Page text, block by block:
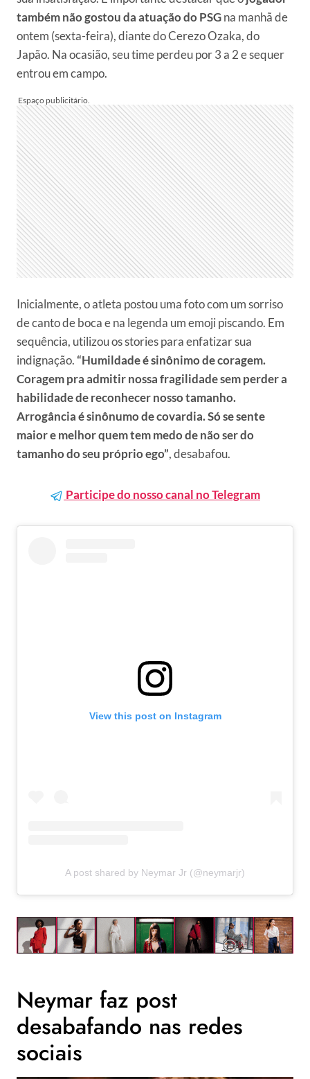
também não gostou da atuação do PSGna manhã de
ontem (sexta-feira), diante do Cerezo Ozaka, do
Japão. Na ocasião, seu time perdeu por 3 a 2 e sequer
entrou em campo.
Inicialmente, o atleta postou uma foto com um sorriso
de canto de boca e na legenda um emoji piscando. Em
sequência, utilizou os stories para enfatizar sua
indignação. “Humildade é sinônimo de coragem.
Coragem pra admitir nossa fragilidade sem perder a
habilidade de reconhecer nosso tamanho.
Arrogância é sinônumo de covardia. Só se sente
maior e melhor quem tem medo de não ser do
tamanho do seu próprio ego”, desabafou.
Participe do nosso canal no Telegram
View this post on Instagram
A post shared by Neymar Jr (@neymarjr)
Neymar faz post
desabafando nas redes
sociais